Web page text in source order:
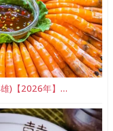
)【2026年】…